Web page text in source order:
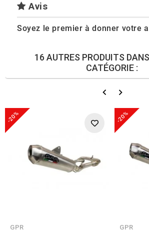
Avis
Soyez le premier à donner votre
16 AUTRES PRODUITS
CATÉGORIE :
-20%
GPR
-20%
GPR